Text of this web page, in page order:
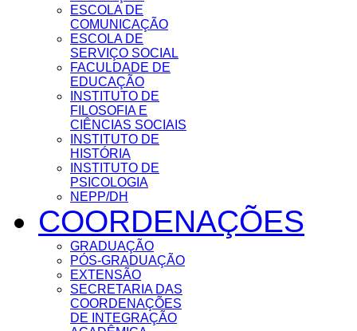
ESCOLA DE
COMUNICAÇÃO
ESCOLA DE
SERVIÇO SOCIAL
FACULDADE DE
EDUCAÇÃO
INSTITUTO DE
FILOSOFIA E
CIÊNCIAS SOCIAIS
INSTITUTO DE
HISTÓRIA
INSTITUTO DE
PSICOLOGIA
NEPP/DH
COORDENAÇÕES
GRADUAÇÃO
PÓS-GRADUAÇÃO
EXTENSÃO
SECRETARIA DAS
COORDENAÇÕES
DE INTEGRAÇÃO